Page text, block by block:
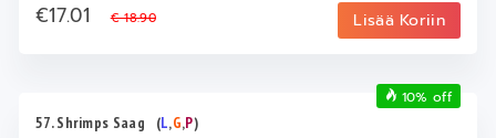
€17.01€ 18.90 Lisää Koriin
57. Shrimps Saag (L,G,P)
10% off